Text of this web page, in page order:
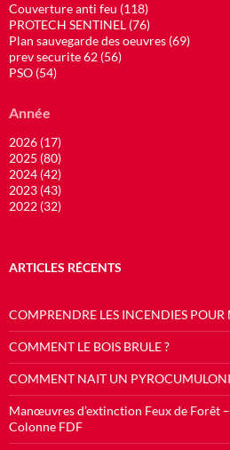
Couverture anti feu (118)
PROTECH SENTINEL (76)
Plan sauvegarde des oeuvres (69)
prev securite 62 (56)
PSO (54)
Année
2026 (17)
2025 (80)
2024 (42)
2023 (43)
2022 (32)
ARTICLES RÉCENTS
COMPRENDRE LES INCENDIES POUR
COMMENT LE BOIS BRULE ?
COMMENT NAIT UN
Manœuvres d’extinction Feux de Forêt
Colonne FDF